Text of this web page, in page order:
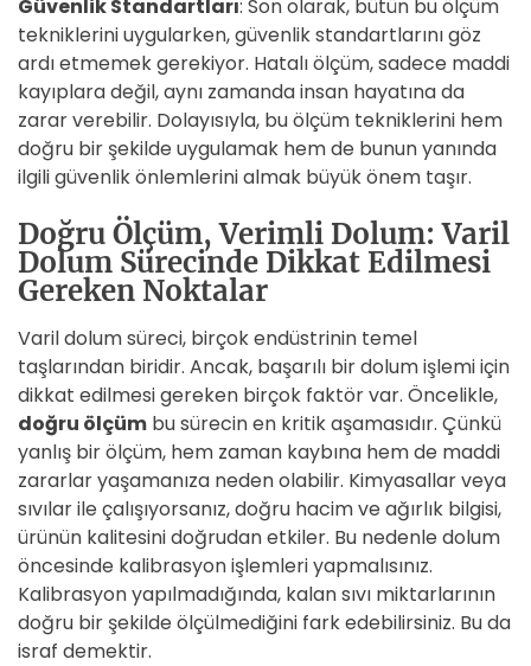
Güvenlik Standartları: Son olarak, bütün bu ölçüm
tekniklerini uygularken, güvenlik standartlarını göz
ardı etmemek gerekiyor. Hatalı ölçüm, sadece maddi
kayıplara değil, aynı zamanda insan hayatına da
zarar verebilir. Dolayısıyla, bu ölçüm tekniklerini hem
doğru bir şekilde uygulamak hem de bunun yanında
ilgili güvenlik önlemlerini almak büyük önem taşır.
Doğru Ölçüm, Verimli Dolum: Varil
Dolum Sürecinde Dikkat Edilmesi
Gereken Noktalar
Varil dolum süreci, birçok endüstrinin temel
taşlarından biridir. Ancak, başarılı bir dolum işlemi için
dikkat edilmesi gereken birçok faktör var. Öncelikle,
doğru ölçüm bu sürecin en kritik aşamasıdır. Çünkü
yanlış bir ölçüm, hem zaman kaybına hem de maddi
zararlar yaşamanıza neden olabilir. Kimyasallar veya
sıvılar ile çalışıyorsanız, doğru hacim ve ağırlık bilgisi,
ürünün kalitesini doğrudan etkiler. Bu nedenle dolum
öncesinde kalibrasyon işlemleri yapmalısınız.
Kalibrasyon yapılmadığında, kalan sıvı miktarlarının
doğru bir şekilde ölçülmediğini fark edebilirsiniz. Bu da
israf demektir.